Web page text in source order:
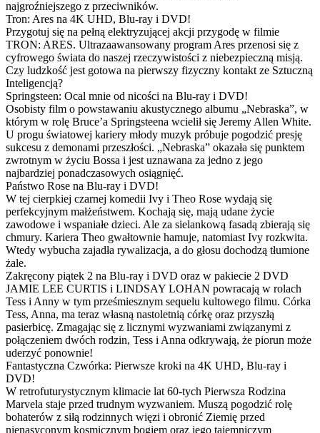
najgroźniejszego z przeciwników.
Tron: Ares na 4K UHD, Blu-ray i DVD!
Przygotuj się na pełną elektryzującej akcji przygodę w filmie
TRON: ARES. Ultrazaawansowany program Ares przenosi się z
cyfrowego świata do naszej rzeczywistości z niebezpieczną misją.
Czy ludzkość jest gotowa na pierwszy fizyczny kontakt ze Sztuczną
Inteligencją?
Springsteen: Ocal mnie od nicości na Blu-ray i DVD!
Osobisty film o powstawaniu akustycznego albumu „Nebraska”, w
którym w rolę Bruce’a Springsteena wcielił się Jeremy Allen White.
U progu światowej kariery młody muzyk próbuje pogodzić presję
sukcesu z demonami przeszłości. „Nebraska” okazała się punktem
zwrotnym w życiu Bossa i jest uznawana za jedno z jego
najbardziej ponadczasowych osiągnięć.
Państwo Rose na Blu-ray i DVD!
W tej cierpkiej czarnej komedii Ivy i Theo Rose wydają się
perfekcyjnym małżeństwem. Kochają się, mają udane życie
zawodowe i wspaniałe dzieci. Ale za sielankową fasadą zbierają się
chmury. Kariera Theo gwałtownie hamuje, natomiast Ivy rozkwita.
Wtedy wybucha zajadła rywalizacja, a do głosu dochodzą tłumione
żale.
Zakręcony piątek 2 na Blu-ray i DVD oraz w pakiecie 2 DVD
JAMIE LEE CURTIS i LINDSAY LOHAN powracają w rolach
Tess i Anny w tym prześmiesznym sequelu kultowego filmu. Córka
Tess, Anna, ma teraz własną nastoletnią córkę oraz przyszłą
pasierbicę. Zmagając się z licznymi wyzwaniami związanymi z
połączeniem dwóch rodzin, Tess i Anna odkrywają, że piorun może
uderzyć ponownie!
Fantastyczna Czwórka: Pierwsze kroki na 4K UHD, Blu-ray i
DVD!
W retrofuturystycznym klimacie lat 60-tych Pierwsza Rodzina
Marvela staje przed trudnym wyzwaniem. Muszą pogodzić rolę
bohaterów z siłą rodzinnych więzi i obronić Ziemię przed
nienasyconym kosmicznym bogiem oraz jego tajemniczym